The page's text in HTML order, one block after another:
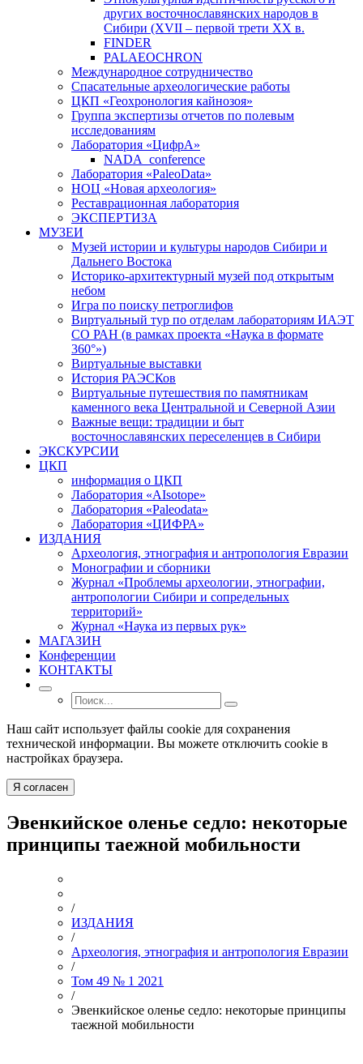
других восточнославянских народов в
Сибири (XVII – первой трети ХХ в.
FINDER
PALAEOCHRON
Международное сотрудничество
Спасательные археологические работы
ЦКП «Геохронология кайнозоя»
Группа экспертизы отчетов по полевым
исследованиям
Лаборатория «ЦифрА»
NADA_conference
Лаборатория «PaleoData»
НОЦ «Новая археология»
Реставрационная лаборатория
ЭКСПЕРТИЗА
МУЗЕИ
Музей истории и культуры народов Сибири и
Дальнего Востока
Историко-архитектурный музей под открытым
небом
Игра по поиску петроглифов
Виртуальный тур по отделам лабораториям ИАЭТ
СО РАН (в рамках проекта «Наука в формате
360°»)
Виртуальные выставки
История РАЭСКов
Виртуальные путешествия по памятникам
каменного века Центральной и Северной Азии
Важные вещи: традиции и быт
восточнославянских переселенцев в Сибири
ЭКСКУРСИИ
ЦКП
информация о ЦКП
Лаборатория «AIsotope»
Лаборатория «Paleodata»
Лаборатория «ЦИФРА»
ИЗДАНИЯ
Археология, этнография и антропология Евразии
Монографии и сборники
Журнал «Проблемы археологии, этнографии,
антропологии Сибири и сопредельных
территорий»
Журнал «Наука из первых рук»
МАГАЗИН
Конференции
КОНТАКТЫ
Наш сайт использует файлы cookie для сохранения
технической информации. Вы можете отключить cookie в
настройках браузера.
Я согласен
Эвенкийское оленье седло: некоторые
принципы таежной мобильности
/
ИЗДАНИЯ
/
Археология, этнография и антропология Евразии
/
Том 49 № 1 2021
/
Эвенкийское оленье седло: некоторые принципы
таежной мобильности